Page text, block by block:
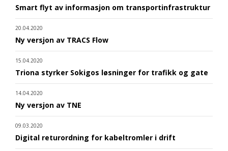
Smart flyt av informasjon om transportinfrastruktur
20.04.2020
Ny versjon av TRACS Flow
15.04.2020
Triona styrker Sokigos løsninger for trafikk og gate
14.04.2020
Ny versjon av TNE
09.03.2020
Digital returordning for kabeltromler i drift